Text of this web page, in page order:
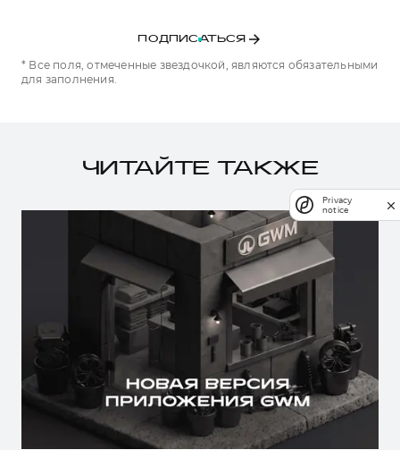
ПОДПИСАТЬСЯ
* Все поля, отмеченные звездочкой, являются обязательными
для заполнения.
ЧИТАЙТЕ ТАКЖЕ
Privacy
notice